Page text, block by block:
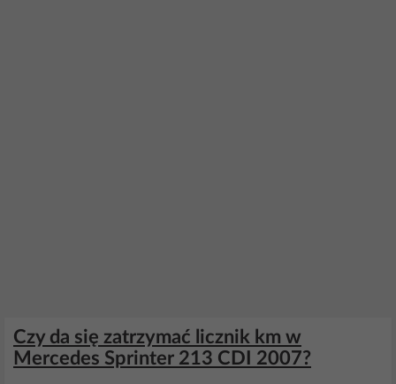
Czy da się zatrzymać licznik km w
Mercedes Sprinter 213 CDI 2007?